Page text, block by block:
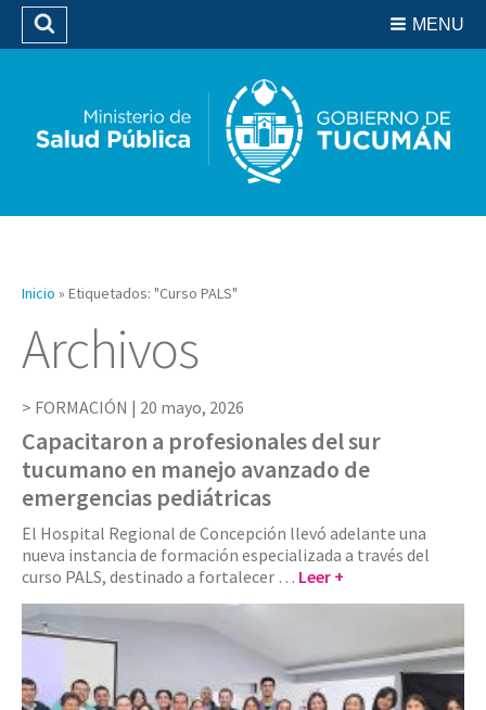
Biblioteca
MENU
Buscar
Inicio » Etiquetados: "Curso PALS"
Archivos
FORMACIÓN | 20 mayo, 2026
Capacitaron a profesionales del sur
tucumano en manejo avanzado de
emergencias pediátricas
El Hospital Regional de Concepción llevó adelante una
nueva instancia de formación especializada a través del
curso PALS, destinado a fortalecer … Leer +